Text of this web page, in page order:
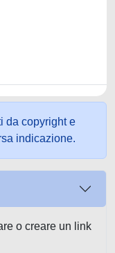
da copyright e
indicazione.
o creare un link